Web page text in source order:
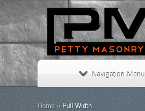
Navigation Menu
Home »Full Width